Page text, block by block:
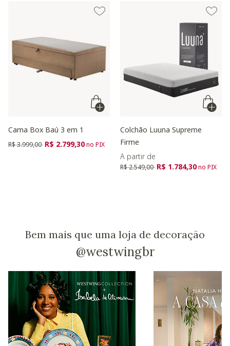
Cama Box Baú 3 em 1
Preço reduzido de
R$ 3.999,00 para
R$ 2.799,30no PIX
Colchão Luuna Supreme
Firme
A partir de
Preço reduzido de
R$ 2.549,00 para
R$ 1.784,30no PIX
Bem mais que uma loja de decoração
@westwingbr